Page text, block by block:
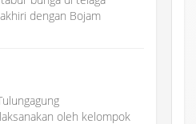
dengan Bojam
oleh kelompok